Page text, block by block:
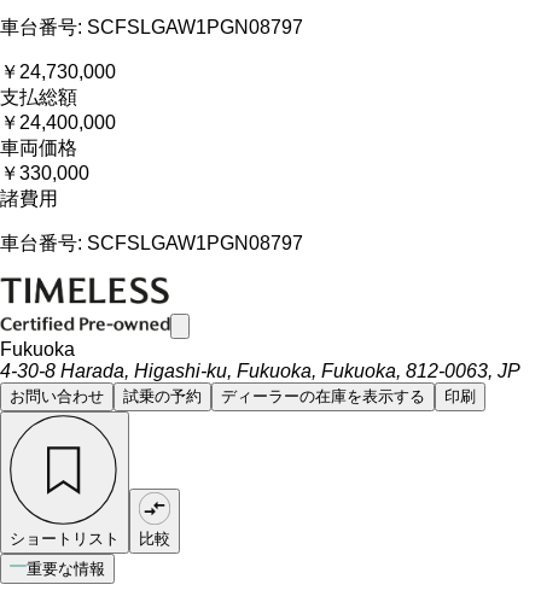
車台番号: SCFSLGAW1PGN08797
￥24,730,000
支払総額
￥24,400,000
車両価格
￥330,000
諸費用
車台番号: SCFSLGAW1PGN08797
Fukuoka
4-30-8 Harada, Higashi-ku, Fukuoka, Fukuoka, 812-0063, JP
お問い合わせ 試乗の予約 ディーラーの在庫を表示する 印刷
ショートリスト
比較
重要な情報